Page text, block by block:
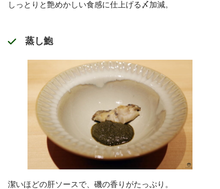
しっとりと艶めかしい食感に仕上げる〆加減。
蒸し鮑
潔いほどの肝ソースで、磯の香りがたっぷり。